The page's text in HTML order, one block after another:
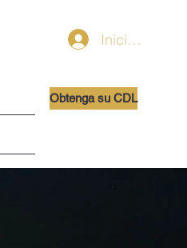
Iniciar sesión
Obtenga su CDL